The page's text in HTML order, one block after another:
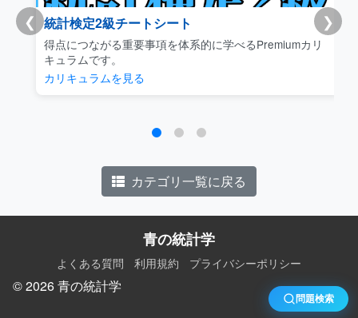
❮ ❯
統計検定2級チートシート
得点につながる重要事項を体系的に学べるPremiumカリ
キュラムです。
カリキュラムを見る
カテゴリ一覧に戻る
青の統計学
よくある質問 利用規約 プライバシーポリシー
© 2026 青の統計学
問題検索